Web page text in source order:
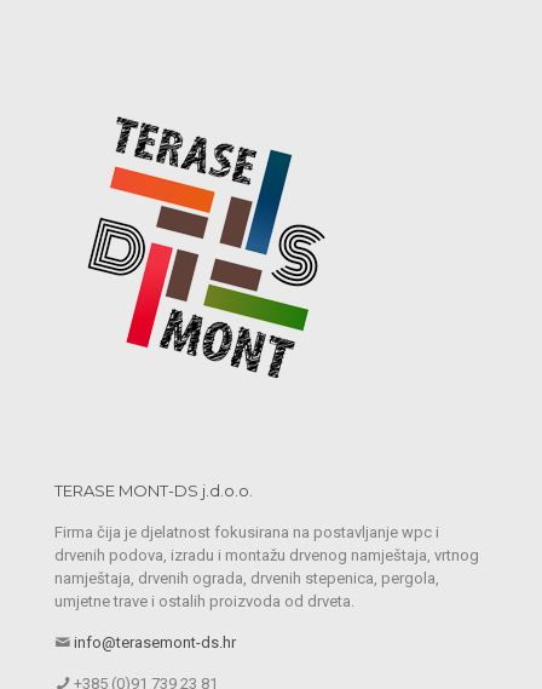
TERASE MONT-DS j.d.o.o.
Firma čija je djelatnost fokusirana na postavljanje wpc i
drvenih podova, izradu i montažu drvenog namještaja, vrtnog
namještaja, drvenih ograda, drvenih stepenica, pergola,
umjetne trave i ostalih proizvoda od drveta.
info@terasemont-ds.hr
+385 (0)91 739 23 81